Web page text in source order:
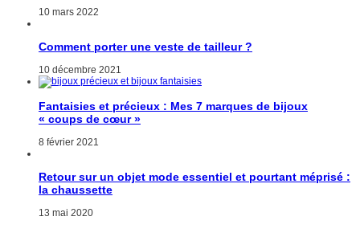
10 mars 2022
Comment porter une veste de tailleur ?
10 décembre 2021
Fantaisies et précieux : Mes 7 marques de bijoux
« coups de cœur »
8 février 2021
Retour sur un objet mode essentiel et pourtant méprisé :
la chaussette
13 mai 2020